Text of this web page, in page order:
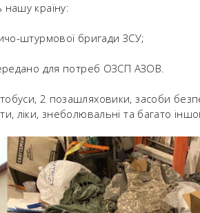
нашу країну:
штурмової бригади ЗСУ;
для потреб ОЗСП АЗОВ.
2 позашляховики, засоби
ліки, знеболювальні та багато